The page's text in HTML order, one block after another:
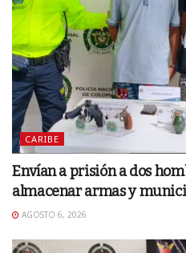
CARIBE
Envían a prisión a dos
almacenar armas y
AGOSTO 6, 2026